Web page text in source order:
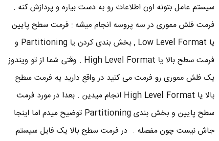
سیستم عامل بتونه اون اطلاعات رو به دست بیاره و پردازش کنه .
فرمت فلش مموری در سه پروسه انجام میشه : فرمت سطح پایین
یا Low Level Format , بخش بندی کردن یا Partitioning و
فرمت سطح بالا یا High Level Format . وقتی شما از تو ویندوز
یک فلش مموری رو فرمت می کنید در واقع دارید یه فرمت سطح
بالا یا High Level Format انجام میدین . بعدا در مورد فرمت
سطح پایین و بخش بندی Partitioning توضیح میدم اما اینجا
جاش نیست چون مفصله . در فرمت سطح بالا یک فایل سیستم